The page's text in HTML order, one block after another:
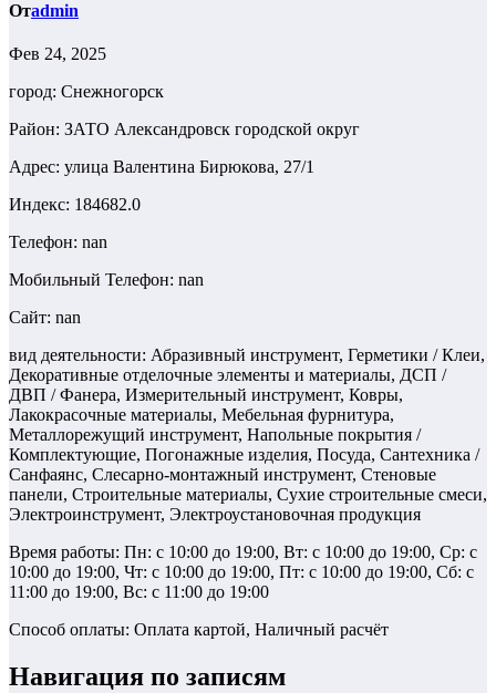
Отadmin
Фев 24, 2025
город: Снежногорск
Район: ЗАТО Александровск городской округ
Адрес: улица Валентина Бирюкова, 27/1
Индекс: 184682.0
Телефон: nan
Мобильный Телефон: nan
Сайт: nan
вид деятельности: Абразивный инструмент, Герметики / Клеи,
Декоративные отделочные элементы и материалы, ДСП /
ДВП / Фанера, Измерительный инструмент, Ковры,
Лакокрасочные материалы, Мебельная фурнитура,
Металлорежущий инструмент, Напольные покрытия /
Комплектующие, Погонажные изделия, Посуда, Сантехника /
Санфаянс, Слесарно-монтажный инструмент, Стеновые
панели, Строительные материалы, Сухие строительные смеси,
Электроинструмент, Электроустановочная продукция
Время работы: Пн: с 10:00 до 19:00, Вт: с 10:00 до 19:00, Ср: с
10:00 до 19:00, Чт: с 10:00 до 19:00, Пт: с 10:00 до 19:00, Сб: с
11:00 до 19:00, Вс: с 11:00 до 19:00
Способ оплаты: Оплата картой, Наличный расчёт
Навигация по записям